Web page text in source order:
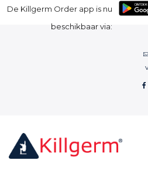
De Killgerm Order app is nu
beschikbaar via: